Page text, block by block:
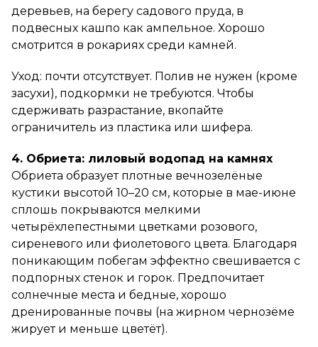
деревьев, на берегу садового пруда, в
подвесных кашпо как ампельное. Хорошо
смотрится в рокариях среди камней.
Уход: почти отсутствует. Полив не нужен (кроме
засухи), подкормки не требуются. Чтобы
сдерживать разрастание, вкопайте
ограничитель из пластика или шифера.
4. Обриета: лиловый водопад на камнях
Обриета образует плотные вечнозелёные
кустики высотой 10–20 см, которые в мае-июне
сплошь покрываются мелкими
четырёхлепестными цветками розового,
сиреневого или фиолетового цвета. Благодаря
поникающим побегам эффектно свешивается с
подпорных стенок и горок. Предпочитает
солнечные места и бедные, хорошо
дренированные почвы (на жирном чернозёме
жирует и меньше цветёт).